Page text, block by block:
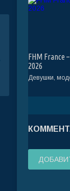
FHM France
2026
Девушки,